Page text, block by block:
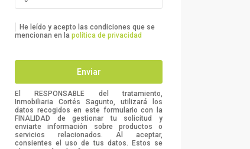
He leído y acepto las condiciones que se
mencionan en la política de privacidad
El RESPONSABLE del tratamiento,
Inmobiliaria Cortés Sagunto, utilizará los
datos recogidos en este formulario con la
FINALIDAD de gestionar tu solicitud y
enviarte información sobre productos o
servicios relacionados. Al aceptar,
consientes el uso de tus datos. Estos se